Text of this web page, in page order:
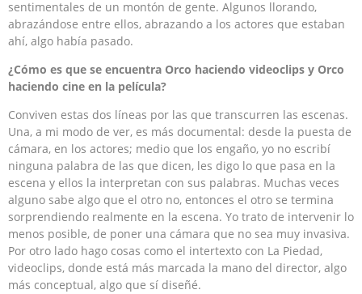
sentimentales de un montón de gente. Algunos llorando,
abrazándose entre ellos, abrazando a los actores que estaban
ahí, algo había pasado.
¿Cómo es que se encuentra Orco haciendo videoclips y Orco
haciendo cine en la película?
Conviven estas dos líneas por las que transcurren las escenas.
Una, a mi modo de ver, es más documental: desde la puesta de
cámara, en los actores; medio que los engaño, yo no escribí
ninguna palabra de las que dicen, les digo lo que pasa en la
escena y ellos la interpretan con sus palabras. Muchas veces
alguno sabe algo que el otro no, entonces el otro se termina
sorprendiendo realmente en la escena. Yo trato de intervenir lo
menos posible, de poner una cámara que no sea muy invasiva.
Por otro lado hago cosas como el intertexto con La Piedad,
videoclips, donde está más marcada la mano del director, algo
más conceptual, algo que sí diseñé.